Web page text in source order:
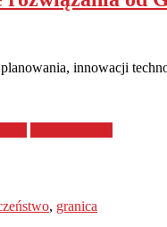
innowacji
, granica